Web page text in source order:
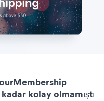
kolay olmamıştı